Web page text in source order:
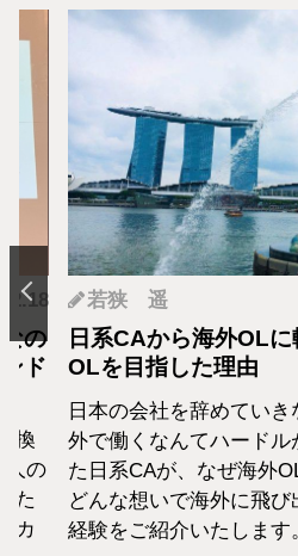
の
ド
換
人の
た
カ
若狭 遥
日系CAから海外OL
OLを目指した理由
日本の会社を辞めてい
外で働くなんてハードル
た日系CAが、なぜ海外
どんな想いで海外に飛
経験をご紹介いたします